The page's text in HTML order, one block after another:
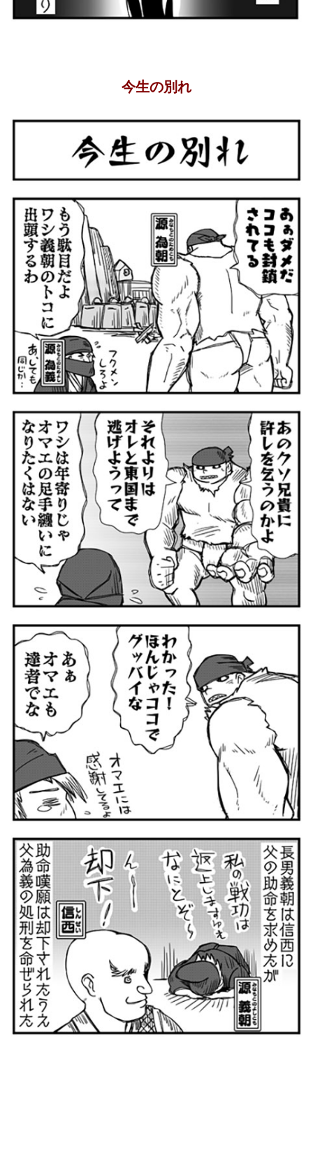
今生の別れ